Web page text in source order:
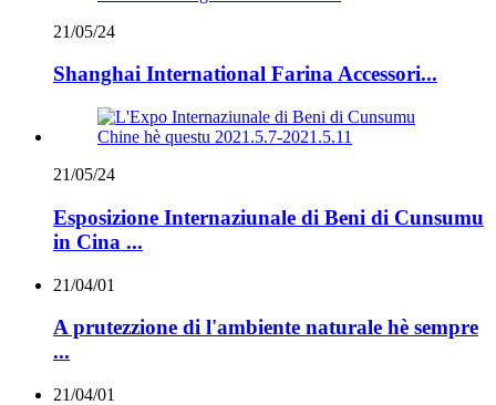
21/05/24
Shanghai International Farina Accessori...
21/05/24
Esposizione Internaziunale di Beni di Cunsumu
in Cina ...
21/04/01
A prutezzione di l'ambiente naturale hè sempre
...
21/04/01